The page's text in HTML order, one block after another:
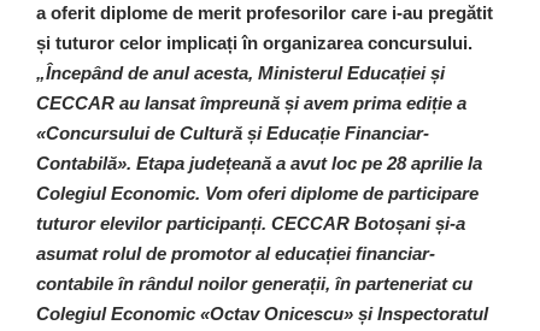
a oferit diplome de merit profesorilor care i-au pregătit
și tuturor celor implicați în organizarea concursului.
„Începând de anul acesta, Ministerul Educației și
CECCAR au lansat împreună și avem prima ediție a
«Concursului de Cultură și Educație Financiar-
Contabilă». Etapa județeană a avut loc pe 28 aprilie la
Colegiul Economic. Vom oferi diplome de participare
tuturor elevilor participanți. CECCAR Botoșani și-a
asumat rolul de promotor al educației financiar-
contabile în rândul noilor generații, în parteneriat cu
Colegiul Economic «Octav Onicescu» și Inspectoratul